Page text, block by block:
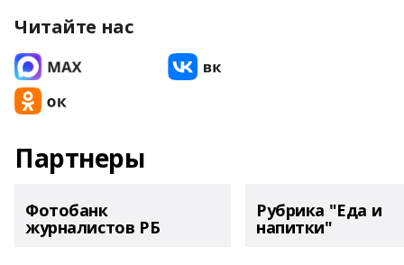
Читайте нас
Партнеры
Фотобанк
журналистов РБ
Рубрика "Еда и
напитки"